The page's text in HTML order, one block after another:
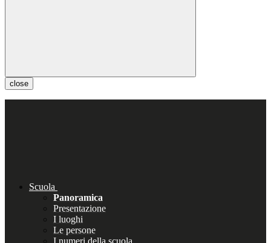
close
Scuola
Panoramica
Presentazione
I luoghi
Le persone